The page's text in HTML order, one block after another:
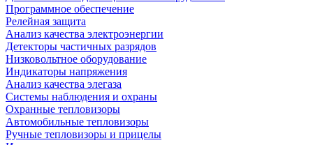
Программное обеспечение
Релейная защита
Анализ качества электроэнергии
Детекторы частичных разрядов
Низковольтное оборудование
Индикаторы напряжения
Анализ качества элегаза
Системы наблюдения и охраны
Охранные тепловизоры
Автомобильные тепловизоры
Ручные тепловизоры и прицелы